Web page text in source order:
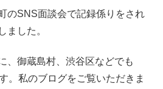
のSNS面談会で記録係りをされ
ました。
、御蔵島村、渋谷区などでも
。私のブログをご覧いただきま